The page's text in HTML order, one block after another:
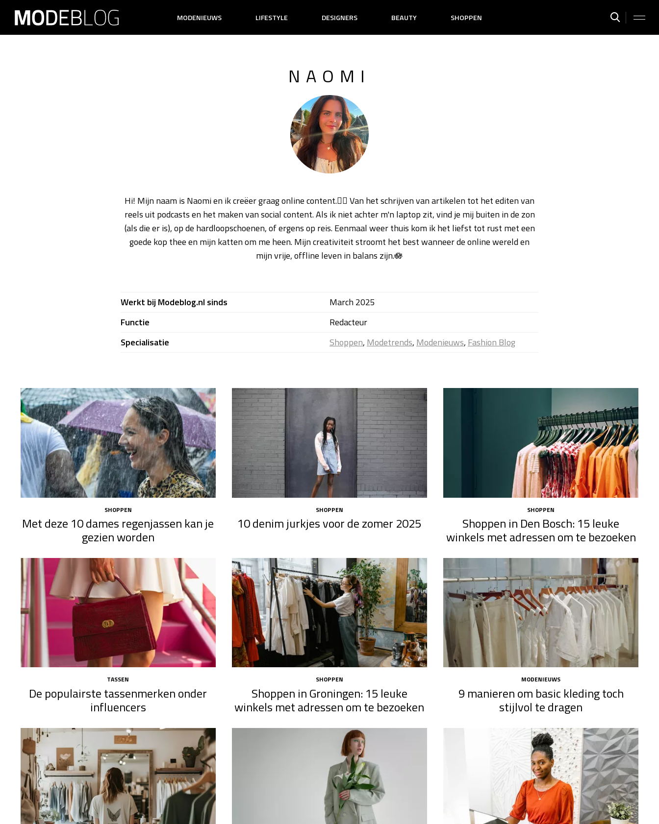
MODENIEUWS LIFESTYLE DESIGNERS BEAUTY SHOPPEN
NAOMI
Hi! Mijn naam is Naomi en ik creëer graag online content.✍🏼 Van het schrijven van artikelen tot het editen van
reels uit podcasts en het maken van social content. Als ik niet achter m'n laptop zit, vind je mij buiten in de zon
(als die er is), op de hardloopschoenen, of ergens op reis. Eenmaal weer thuis kom ik het liefst tot rust met een
goede kop thee en mijn katten om me heen. Mijn creativiteit stroomt het best wanneer de online wereld en
mijn vrije, offline leven in balans zijn.🪷
Werkt bij Modeblog.nl sinds
March 2025
Functie
Redacteur
Specialisatie
Shoppen, Modetrends, Modenieuws, Fashion Blog
SHOPPEN
Met deze 10 dames regenjassen kan je
gezien worden
SHOPPEN
10 denim jurkjes voor de zomer 2025
SHOPPEN
Shoppen in Den Bosch: 15 leuke
winkels met adressen om te bezoeken
TASSEN
De populairste tassenmerken onder
influencers
SHOPPEN
Shoppen in Groningen: 15 leuke
winkels met adressen om te bezoeken
MODENIEUWS
9 manieren om basic kleding toch
stijlvol te dragen